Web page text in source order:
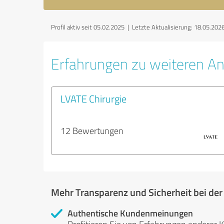
Profil aktiv seit 05.02.2025 | Letzte Aktualisierung:
Erfahrungen zu weiteren
LVATE Chirurgie
12 Bewertungen
Mehr Transparenz und Sicherheit bei
Authentische Kundenmeinungen